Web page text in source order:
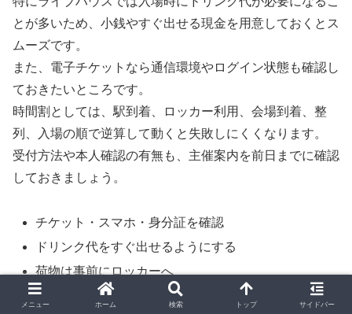
とが多いため、小銭やすぐ出せる現金を用意しておくとス
ムーズです。
また、電子チケットなら通信環境やログイン状態も確認し
ておきたいところです。
時間割としては、駅到着、ロッカー利用、会場到着、整
列、入場の順で逆算して動くと失敗しにくくなります。
受付方法や本人確認の有無も、主催案内を前日までに確認
しておきましょう。
チケット・スマホ・身分証を確認
ドリンク代をすぐ出せるようにする
荷物は事前にロッカーへ
整列開始時刻を把握する
メニュー ホーム 検索 トップ サイドバー